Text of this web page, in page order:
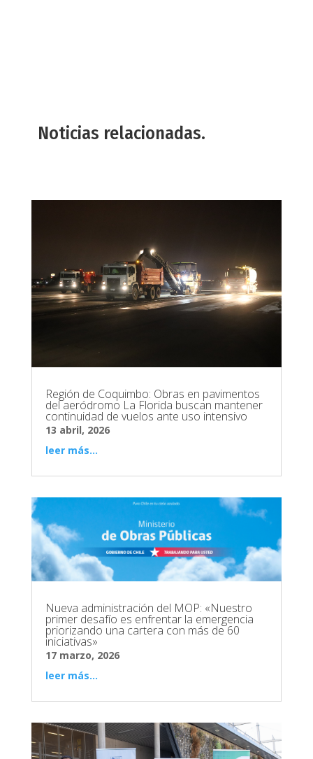
Noticias relacionadas.
Región de Coquimbo: Obras en pavimentos
del aeródromo La Florida buscan mantener
continuidad de vuelos ante uso intensivo
13 abril, 2026
leer más...
Nueva administración del MOP: «Nuestro
primer desafío es enfrentar la emergencia
priorizando una cartera con más de 60
iniciativas»
17 marzo, 2026
leer más...